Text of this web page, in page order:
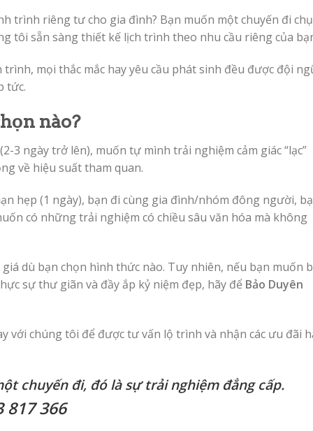
trình riêng tư cho gia đình? Bạn muốn một chuyến đi
tôi sẵn sàng thiết kế lịch trình theo nhu cầu riêng của
mọi thắc mắc hay yêu cầu phát sinh đều được đội
tức.
nào?
3 ngày trở lên), muốn tự mình trải nghiệm cảm giác “lạc”
về hiệu suất tham quan.
hẹp (1 ngày), bạn đi cùng gia đình/nhóm đông người,
có những trải nghiệm có chiều sâu văn hóa mà không
dù bạn chọn hình thức nào. Tuy nhiên, nếu bạn muốn
sự thư giãn và đầy ắp kỷ niệm đẹp, hãy để Bảo Duyên
với chúng tôi để được tư vấn lộ trình và nhận các ưu đãi
chuyến đi, đó là sự trải nghiệm đẳng cấp.
817 366